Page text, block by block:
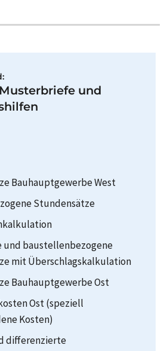
und
Bauhauptgewerbe West
Stundensätze
und baustellenbezogene
mit Überschlagskalkulation
Bauhauptgewerbe Ost
Ost (speziell
Kosten)
differenzierte